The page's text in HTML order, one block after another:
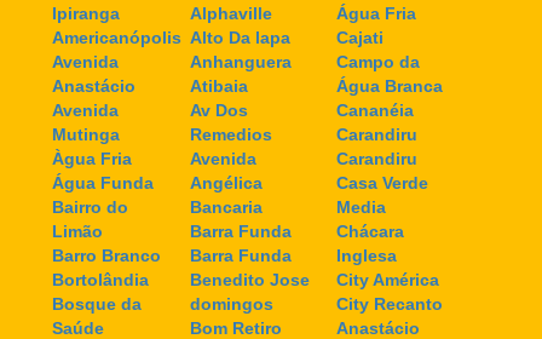
Ipiranga
Americanópolis
Avenida
Anastácio
Avenida
Mutinga
Àgua Fria
Água Funda
Bairro do
Limão
Barro Branco
Bortolândia
Bosque da
Saúde
Alphaville
Alto Da lapa
Anhanguera
Atibaia
Av Dos
Remedios
Avenida
Angélica
Bancaria
Barra Funda
Barra Funda
Benedito Jose
domingos
Bom Retiro
Água Fria
Cajati
Campo da
Água Branca
Cananéia
Carandiru
Carandiru
Casa Verde
Media
Chácara
Inglesa
City América
City Recanto
Anastácio